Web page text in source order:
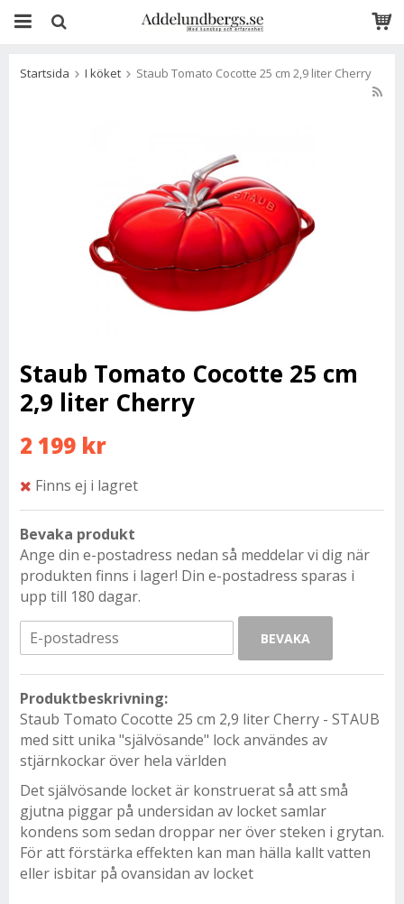
Startsida I köket Staub Tomato Cocotte 25 cm 2,9 liter Cherry
Staub Tomato Cocotte 25 cm
2,9 liter Cherry
2 199 kr
Finns ej i lagret
Bevaka produkt
Ange din e-postadress nedan så meddelar vi dig när
produkten finns i lager! Din e-postadress sparas i
upp till 180 dagar.
BEVAKA
Produktbeskrivning:
Staub Tomato Cocotte 25 cm 2,9 liter Cherry - STAUB
med sitt unika "självösande" lock användes av
stjärnkockar över hela världen
Det självösande locket är konstruerat så att små
gjutna piggar på undersidan av locket samlar
kondens som sedan droppar ner över steken i grytan.
För att förstärka effekten kan man hälla kallt vatten
eller isbitar på ovansidan av locket